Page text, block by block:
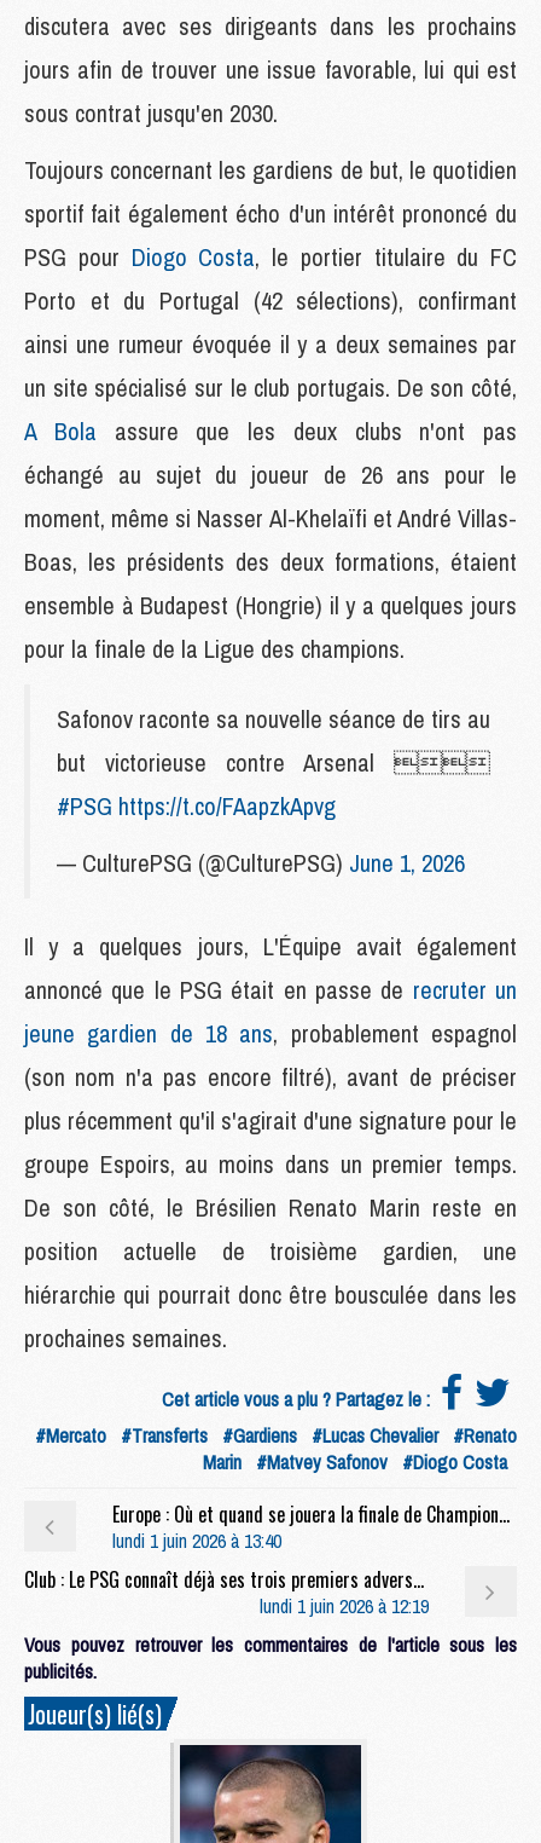
discutera avec ses dirigeants dans les prochains
jours afin de trouver une issue favorable, lui qui est
sous contrat jusqu'en 2030.
Toujours concernant les gardiens de but, le quotidien
sportif fait également écho d'un intérêt prononcé du
PSG pour Diogo Costa, le portier titulaire du FC
Porto et du Portugal (42 sélections), confirmant
ainsi une rumeur évoquée il y a deux semaines par
un site spécialisé sur le club portugais. De son côté,
A Bola assure que les deux clubs n'ont pas
échangé au sujet du joueur de 26 ans pour le
moment, même si Nasser Al-Khelaïfi et André Villas-
Boas, les présidents des deux formations, étaient
ensemble à Budapest (Hongrie) il y a quelques jours
pour la finale de la Ligue des champions.
Safonov raconte sa nouvelle séance de tirs au
but victorieuse contre Arsenal 
#PSG https://t.co/FAapzkApvg
— CulturePSG (@CulturePSG) June 1, 2026
Il y a quelques jours, L'Équipe avait également
annoncé que le PSG était en passe de recruter un
jeune gardien de 18 ans, probablement espagnol
(son nom n'a pas encore filtré), avant de préciser
plus récemment qu'il s'agirait d'une signature pour le
groupe Espoirs, au moins dans un premier temps.
De son côté, le Brésilien Renato Marin reste en
position actuelle de troisième gardien, une
hiérarchie qui pourrait donc être bousculée dans les
prochaines semaines.
Cet article vous a plu ? Partagez le :
#Mercato #Transferts #Gardiens #Lucas Chevalier #Renato
Marin #Matvey Safonov #Diogo Costa
Europe : Où et quand se jouera la finale de Champions League 2027 ?
lundi 1 juin 2026 à 13:40
Club : Le PSG connaît déjà ses trois premiers adversaires de 2026/2027
lundi 1 juin 2026 à 12:19
Vous pouvez retrouver les commentaires de l'article sous les
publicités.
Joueur(s) lié(s)